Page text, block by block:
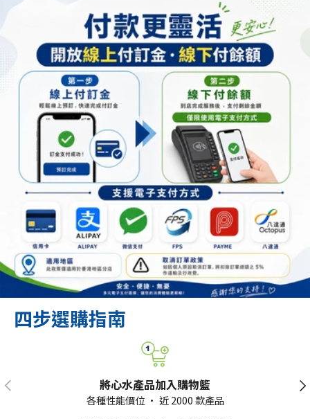
四步選購指南
將心水產品加入購物籃
各種性能價位 · 近 2000 款產品